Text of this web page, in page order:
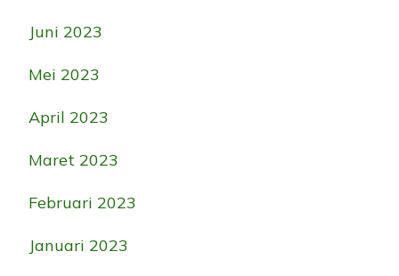
Juni 2023
Mei 2023
April 2023
Maret 2023
Februari 2023
Januari 2023